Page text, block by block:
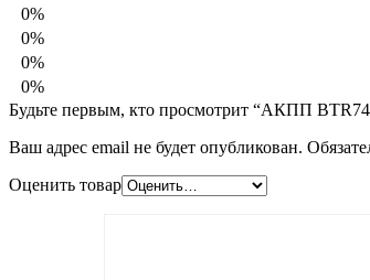
0%
0%
0%
0%
Будьте первым, кто просмотрит “АКПП BTR74
Ваш адрес email не будет опубликован.
Оценить товар